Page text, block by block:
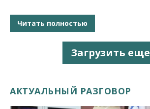
Читать полностью
Загрузить еще
АКТУАЛЬНЫЙ РАЗГОВОР